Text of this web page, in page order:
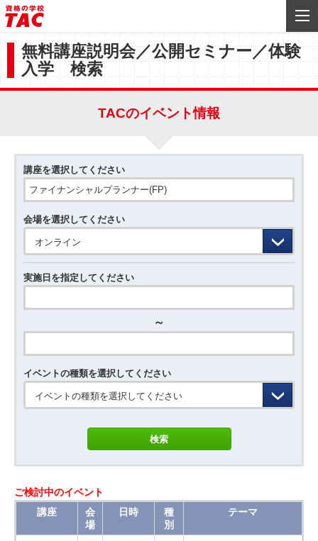
無料講座説明会／公開セミナー／体験
入学 検索
TACのイベント情報
講座を選択してください
会場を選択してください
オンライン
実施日を指定してください
～
イベントの種類を選択してください
イベントの種類を選択してください
ご検討中のイベント
講座
会
場
日時
種
別
テーマ